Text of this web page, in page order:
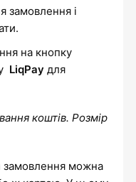
замовлення і
на кнопку
LiqPay для
коштів. Розмір
замовлення можна